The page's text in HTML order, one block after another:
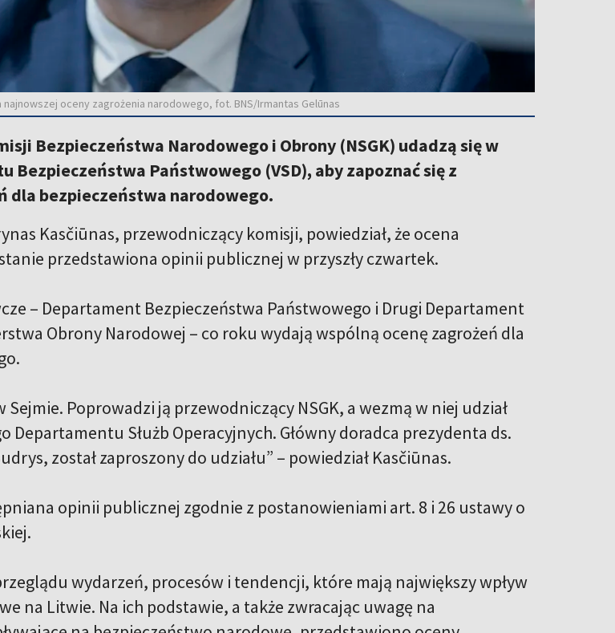
oceny zagrożenia narodowego, fot. BNS/Irmantas Gelūnas
Bezpieczeństwa Narodowego i Obrony (NSGK) udadzą się w
Bezpieczeństwa Państwowego (VSD), aby zapoznać się z
dla bezpieczeństwa narodowego.
Kasčiūnas, przewodniczący komisji, powiedział, że ocena
przedstawiona opinii publicznej w przyszły czwartek.
– Departament Bezpieczeństwa Państwowego i Drugi Departament
Obrony Narodowej – co roku wydają wspólną ocenę zagrożeń dla
Sejmie. Poprowadzi ją przewodniczący NSGK, a wezmą w niej udział
Departamentu Służb Operacyjnych. Główny doradca prezydenta ds.
został zaproszony do udziału” – powiedział Kasčiūnas.
opinii publicznej zgodnie z postanowieniami art. 8 i 26 ustawy o
wydarzeń, procesów i tendencji, które mają największy wpływ
na Litwie. Na ich podstawie, a także zwracając uwagę na